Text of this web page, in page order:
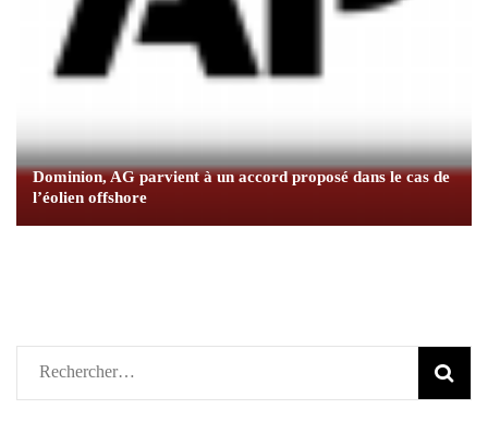
Dominion, AG parvient à un accord proposé dans le cas de
l’éolien offshore
Rechercher :